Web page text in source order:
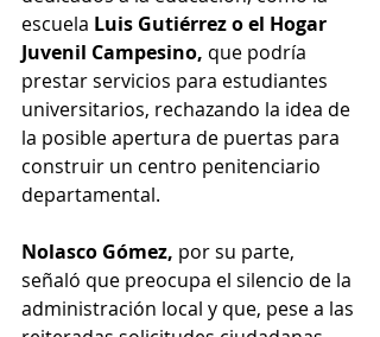
escuela Luis Gutiérrez o el Hogar
Juvenil Campesino, que podría
prestar servicios para estudiantes
universitarios, rechazando la idea de
la posible apertura de puertas para
construir un centro penitenciario
departamental.
Nolasco Gómez, por su parte,
señaló que preocupa el silencio de la
administración local y que, pese a las